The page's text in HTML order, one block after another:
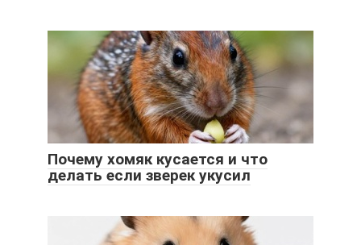
Почему хомяк кусается и что
делать если зверек укусил